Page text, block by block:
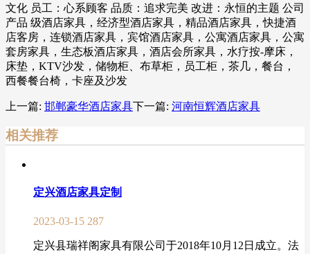
文化 员工：心系顾客 品质：追求完美 改进：永恒的主题 公司
产品 级酒店家具，经济型酒店家具，精品酒店家具，快捷酒
店客房，连锁酒店家具，宾馆酒店家具，公寓酒店家具，公寓
套房家具，生态板酒店家具，酒店会所家具，水疗按-摩床，
床垫，KTV沙发，储物柜、布草柜，员工柜，茶几，餐台，
西餐餐台椅，卡座及沙发
上一篇: 邯郸豪华酒店家具下一篇: 河南恒辉酒店家具
相关推荐
定兴酒店家具定制
2023-03-15 287
定兴县瑞祥阁家具有限公司于2018年10月12日成立。法